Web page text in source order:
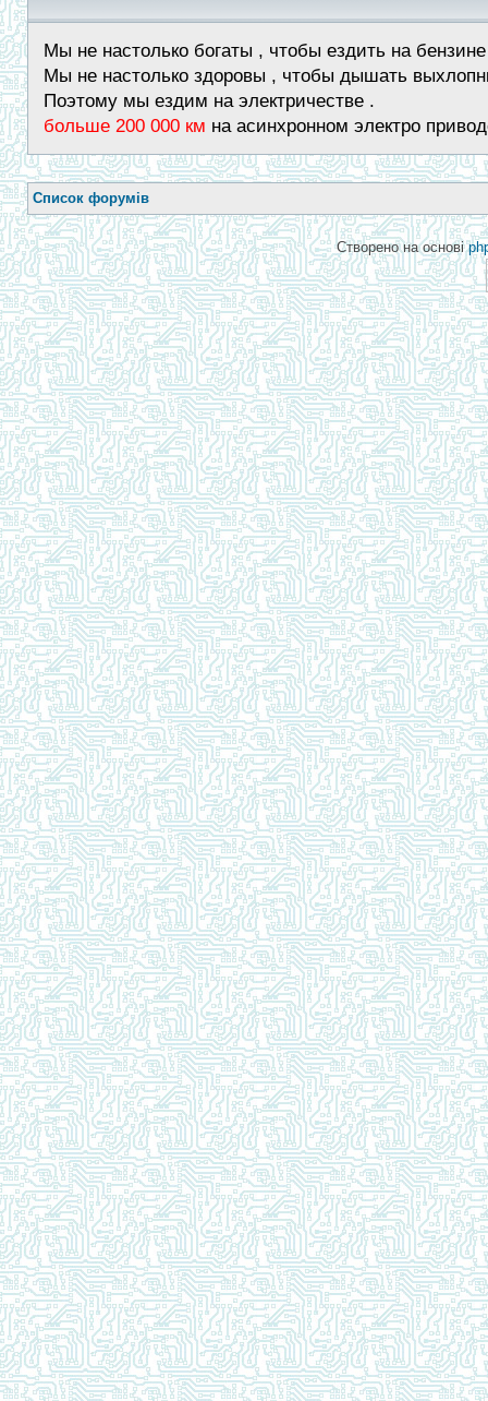
Мы не настолько богаты , чтобы ездить на
Мы не настолько здоровы , чтобы дышать
Поэтому мы ездим на электричестве .
больше 200 000 км на асинхронном электро
Список форумів
Створено на основі